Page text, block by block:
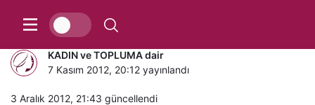
15 yaşındaki kıza 11 tecavüz
KADIN ve TOPLUMA dair
7 Kasım 2012, 20:12 yayınlandı
3 Aralık 2012, 21:43 güncellendi